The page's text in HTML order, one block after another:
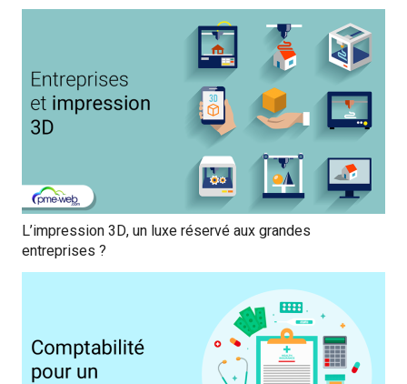
L’impression 3D, un luxe réservé aux grandes
entreprises ?